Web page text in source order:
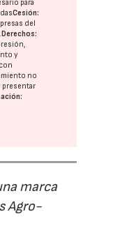
para
Cesión:
del
Derechos:
y
no
presentar
marca
Agro-